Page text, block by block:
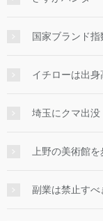
国家ブランド
イチローは出身
埼玉にクマ出没
上野の美術館を
副業は禁止すべ